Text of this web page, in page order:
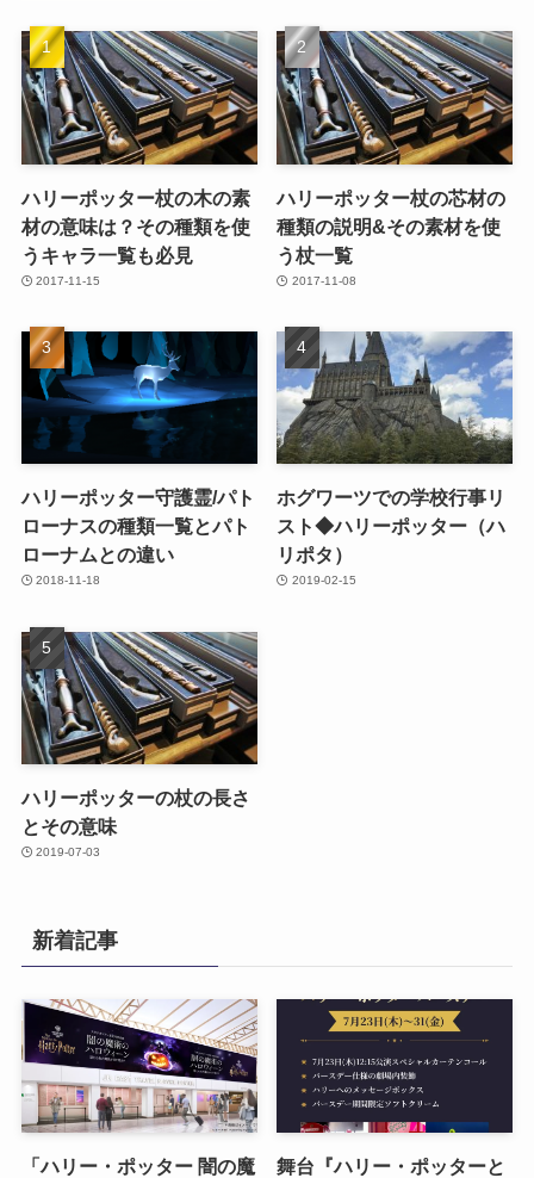
ハリーポッター杖の木の素
材の意味は？その種類を使
うキャラ一覧も必見
2017-11-15
ハリーポッター杖の芯材の
種類の説明&その素材を使
う杖一覧
2017-11-08
ハリーポッター守護霊/パト
ローナスの種類一覧とパト
ローナムとの違い
2018-11-18
ホグワーツでの学校行事リ
スト◆ハリーポッター（ハ
リポタ）
2019-02-15
ハリーポッターの杖の長さ
とその意味
2019-07-03
新着記事
「ハリー・ポッター 闇の魔
舞台『ハリー・ポッターと